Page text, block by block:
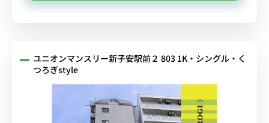
ユニオンマンスリー新子安駅前２ 803 1K・シングル・く
つろぎstyle